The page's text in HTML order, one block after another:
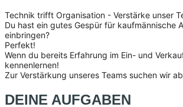
Technik trifft Organisation - Verstärke unser
Du hast ein gutes Gespür für
einbringen?
Perfekt!
Wenn du bereits Erfahrung im Ein- und
kennenlernen!
Zur Verstärkung unseres Teams suchen wir
DEINE AUFGABEN